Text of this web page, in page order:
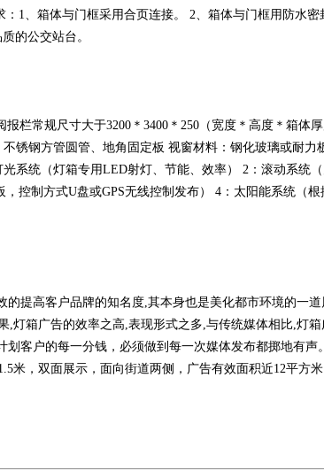
1、箱体与门框采用合页连接。 2、箱体与门框用防水密
的公交站台。
栏常规尺寸大于3200＊3400＊250（宽度＊高度＊箱体
锈钢方管圆管、地角固定板 视窗材料：钢化玻璃或耐力
系统（灯箱专用LED射灯、节能、效率） 2：滚动系统
控制方式U盘或GPS无线控制发布） 4：太阳能系统（
提高客户品牌的知名度,其本身也是美化都市环境的一
灯箱广告的效率之高,表现形式之多,与传统媒体相比,灯
客户的每一分钱，必须做到每一次媒体发布都掷地有声
米，双面展示，面向街道两侧，广告有效面积近12平方